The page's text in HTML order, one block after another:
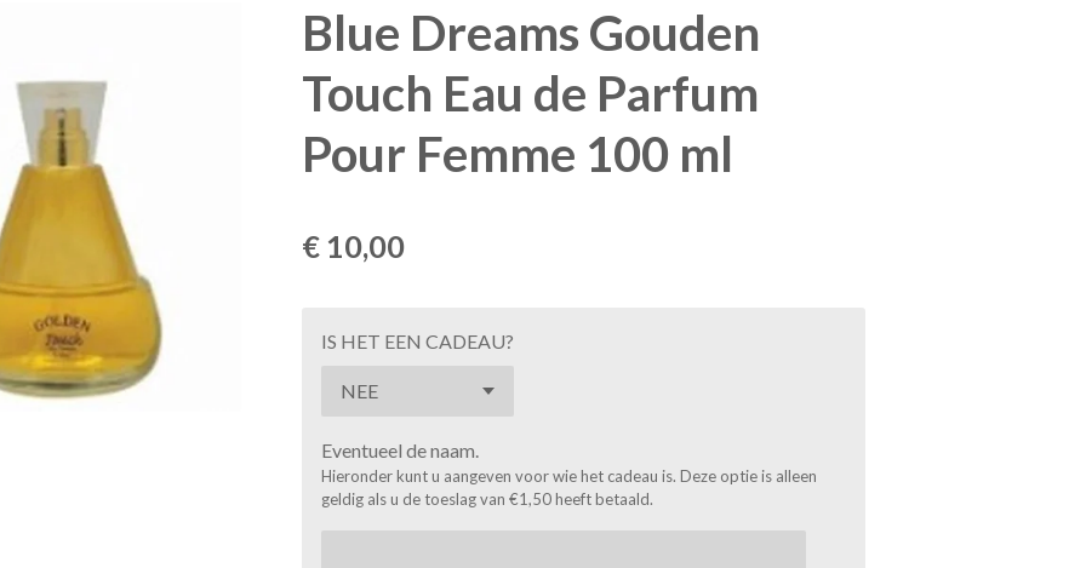
Blue Dreams Gouden
Touch Eau de Parfum
Pour Femme 100 ml
€ 10,00
IS HET EEN CADEAU?
Eventueel de naam.
Hieronder kunt u aangeven voor wie het cadeau is. Deze optie is alleen
geldig als u de toeslag van €1,50 heeft betaald.